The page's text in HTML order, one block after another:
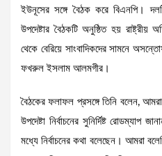
ইউনূসের সঙ্গে বৈঠক করে বিএনপি।
উপদেষ্টার বৈঠকটি অনুষ্ঠিত হয়
থেকে বেরিয়ে সাংবাদিকদের সামনে
ফখরুল ইসলাম আলমগীর।
বৈঠকের ফলাফল প্রসঙ্গে তিনি বলেন,
উপদেষ্টা নির্বাচনের সুনির্দিষ্ট রোডম্যাপ
মধ্যে নির্বাচনের কথা বলেছেন। আমরা